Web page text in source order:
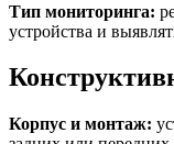
Тип мониторинга:
устройства и
Корпус и монтаж: